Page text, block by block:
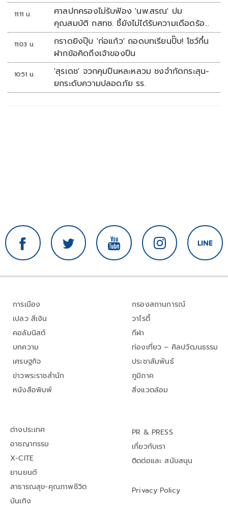
11:11 น.
ศาลปกครองไม่รับฟ้อง 'นพ.สรณ' ปม
คุณสมบัติ กสทช. ชี้ยังไม่ได้รับความเดือดร้อน
เสียหาย
11:03 น.
กราดยิงปุ๊บ 'ก่อแก้ว' ถอดบทเรียนปั๊บ! โชว์กึ๋น
ฝากข้อคิดถึงเจ้าของปืน
10:51 น.
'สุรเดช' จวกคุมปืนหละหลวม ชงจำกัดกระสุน-
ยกระดับความปลอดภัย รร.
การเมือง
เปลว สีเงิน
คอลัมนิสต์
บทความ
เศรษฐกิจ
ข่าวพระราชสำนัก
หนังสือพิมพ์
กรองสถานการณ์
วาไรตี้
กีฬา
ท่องเที่ยว – ศิลปวัฒนธรรม
ประชาสัมพันธ์
ภูมิภาค
สิ่งแวดล้อม
ต่างประเทศ
อาชญากรรม
X-CITE
ยานยนต์
สาธารณสุข-คุณภาพชีวิต
บันเทิง
PR & PRESS
เกี่ยวกับเรา
ติดต่อและ สนับสนุน
Privacy Policy